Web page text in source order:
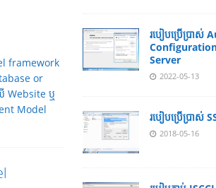
framework
or
Website ឬ
Model
របៀបប្រើប្រាស់
Server
2022-05-13
របៀបប្រើប្រាស់
2018-05-16